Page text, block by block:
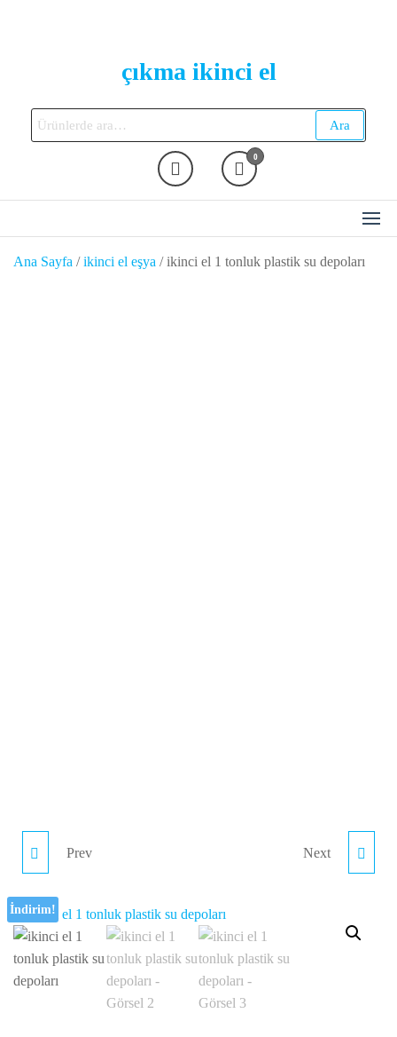
çıkma ikinci el
Ara: Ara
0
Ana Sayfa /ikinci el eşya / ikinci el 1 tonluk plastik su depoları
KERESTE FIYATLARI
SAHIBINDEN
Prev SIFIR İKİNCİ EL DYSON
RENKLER MEVCUTTUR
Next
İndirim!